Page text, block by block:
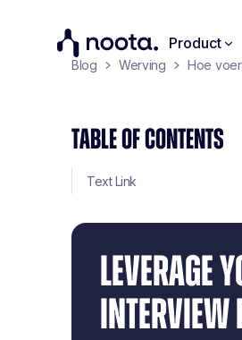
Product
Blog Werving Hoe
TABLE OF CONTENTS
Text Link
LEVERAGE